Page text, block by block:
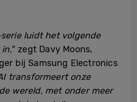
luidt het volgende
” zegt Davy Moons,
bij Samsung Electronics
transformeert onze
wereld, met onder meer